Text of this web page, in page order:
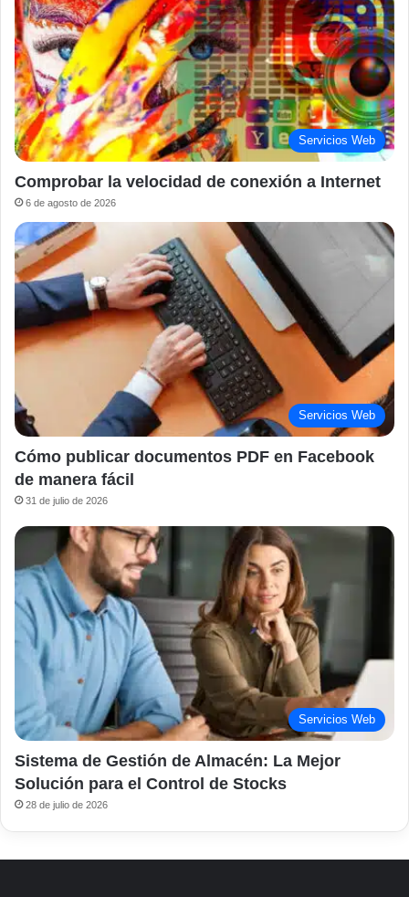
Servicios Web
Comprobar la velocidad de conexión a Internet
6 de agosto de 2026
Servicios Web
Cómo publicar documentos PDF en Facebook
de manera fácil
31 de julio de 2026
Servicios Web
Sistema de Gestión de Almacén: La Mejor
Solución para el Control de Stocks
28 de julio de 2026